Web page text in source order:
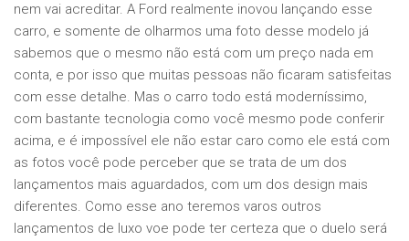
nem vai acreditar. A Ford realmente inovou lançando esse
carro, e somente de olharmos uma foto desse modelo já
sabemos que o mesmo não está com um preço nada em
conta, e por isso que muitas pessoas não ficaram satisfeitas
com esse detalhe. Mas o carro todo está moderníssimo,
com bastante tecnologia como você mesmo pode conferir
acima, e é impossível ele não estar caro como ele está com
as fotos você pode perceber que se trata de um dos
lançamentos mais aguardados, com um dos design mais
diferentes. Como esse ano teremos varos outros
lançamentos de luxo voe pode ter certeza que o duelo será